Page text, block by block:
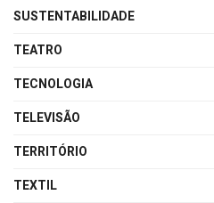
SUSTENTABILIDADE
TEATRO
TECNOLOGIA
TELEVISÃO
TERRITÓRIO
TEXTIL